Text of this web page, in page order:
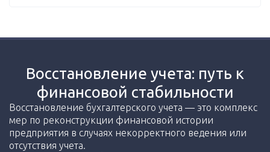
Восстановление учета: путь к
финансовой стабильности
Восстановление бухгалтерского учета — это комплекс
мер по реконструкции финансовой истории
предприятия в случаях некорректного ведения или
отсутствия учета.